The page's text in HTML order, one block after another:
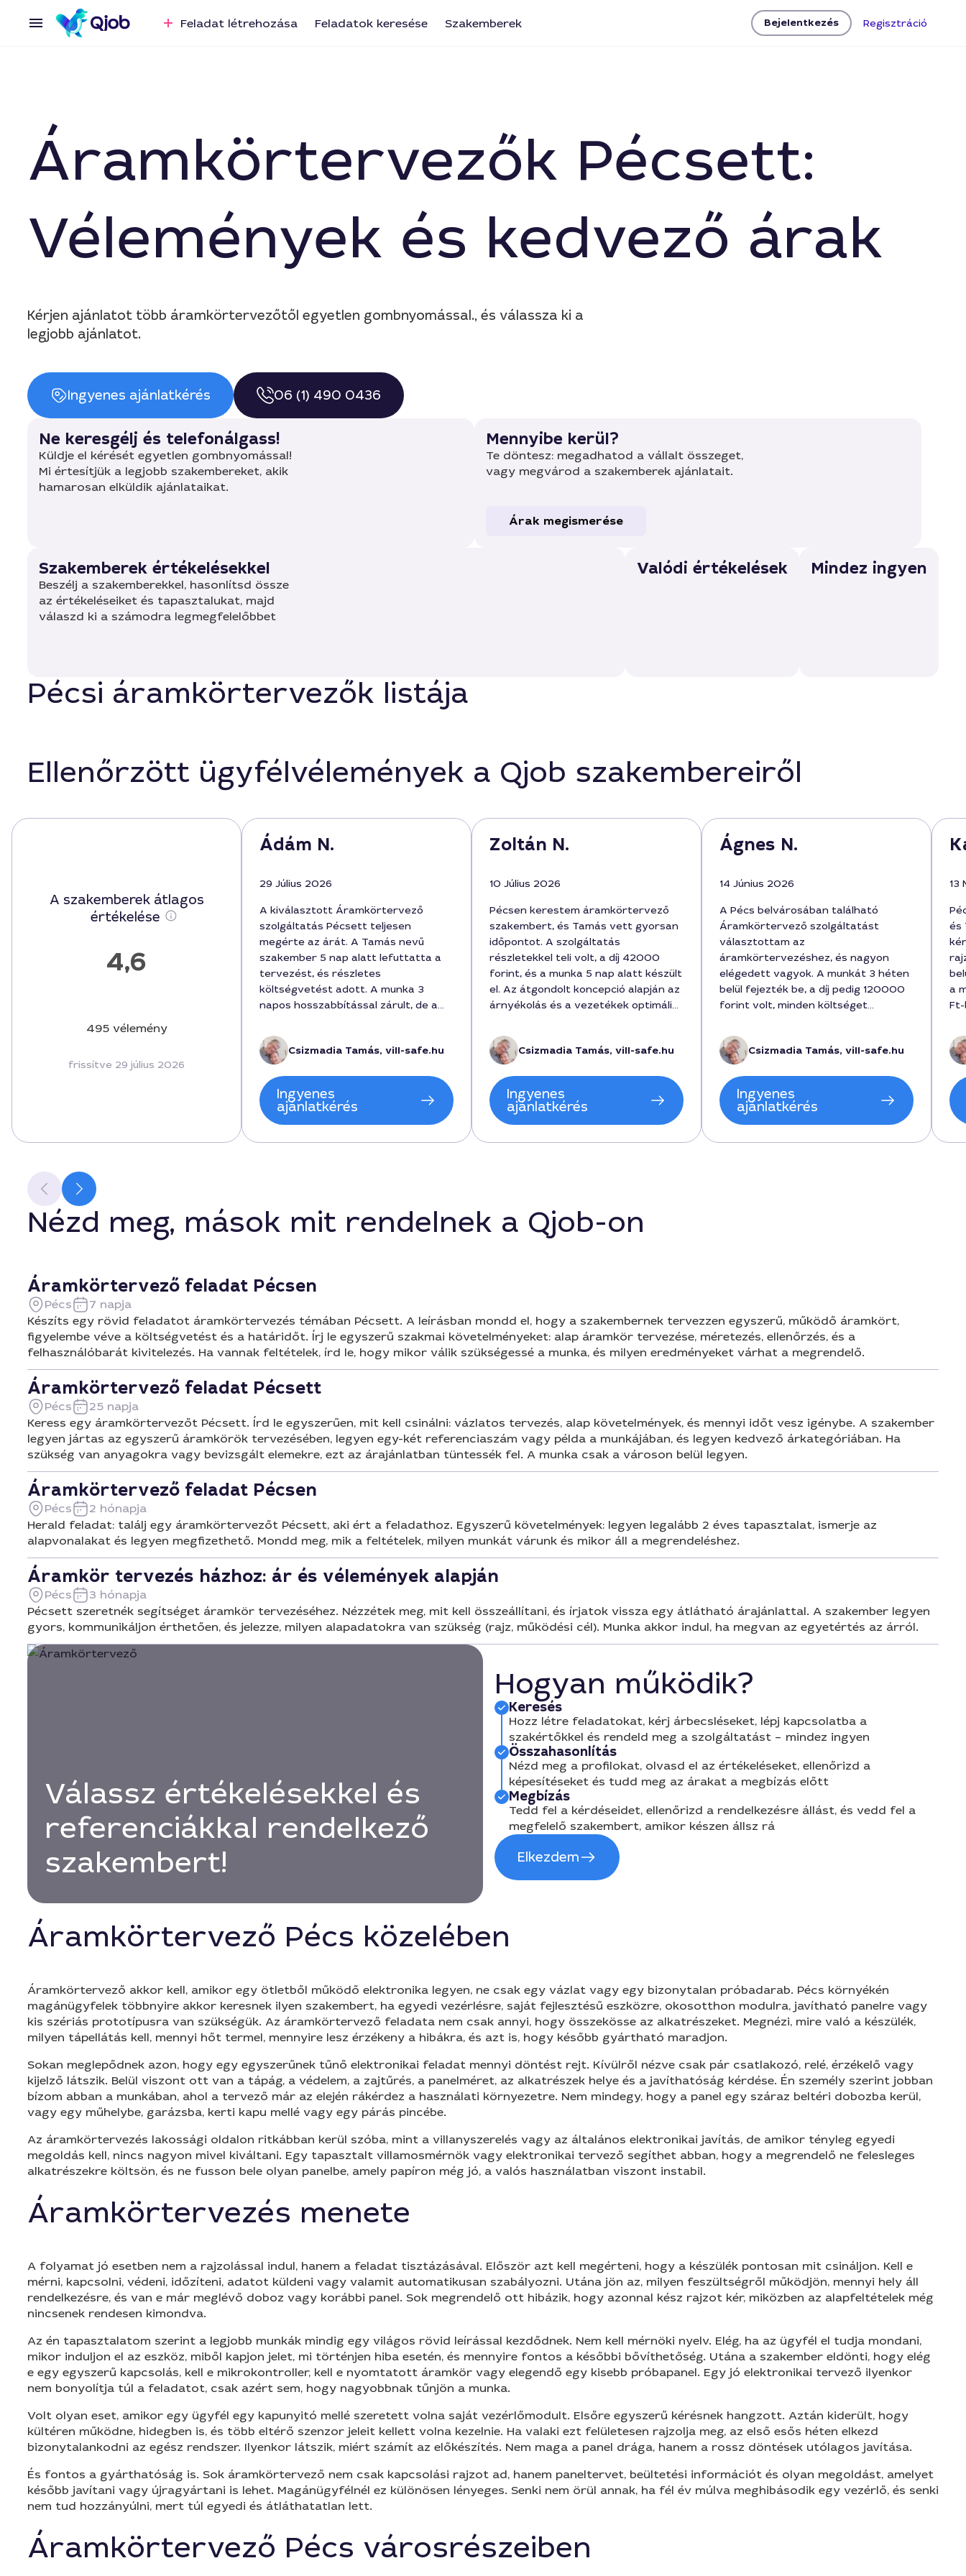
Feladat létrehozása Feladatok keresése Szakemberek Bejelentkezés Regisztráció
Áramkörtervezők Pécsett:
Vélemények és kedvező árak
Kérjen ajánlatot több áramkörtervezőtől egyetlen gombnyomással., és válassza ki a
legjobb ajánlatot.
Ingyenes ajánlatkérés 06 (1) 490 0436
Ne keresgélj és telefonálgass!
Küldje el kérését egyetlen gombnyomással!
Mi értesítjük a legjobb szakembereket, akik
hamarosan elküldik ajánlataikat.
Mennyibe kerül?
Te döntesz: megadhatod a vállalt összeget,
vagy megvárod a szakemberek ajánlatait.
Árak megismerése
Szakemberek értékelésekkel
Beszélj a szakemberekkel, hasonlítsd össze
az értékeléseiket és tapasztalukat, majd
válaszd ki a számodra legmegfelelőbbet
Valódi értékelések Mindez ingyen
Pécsi áramkörtervezők listája
Ellenőrzött ügyfélvélemények a Qjob szakembereiről
A szakemberek átlagos
értékelése
4,6
495 vélemény
frissítve 29 július 2026
Ádám N.
29 Július 2026
A kiválasztott Áramkörtervező
szolgáltatás Pécsett teljesen
megérte az árát. A Tamás nevű
szakember 5 nap alatt lefuttatta a
tervezést, és részletes
költségvetést adott. A munka 3
napos hosszabbítással zárult, de a
mozgott, amely reális a piacon. Az
igények pontosan beépültek a
rendszerbe, és a szolgáltatás gyors
volt, köszönöm a szakmai
hozzáállást.
Csizmadia Tamás, vill-safe.hu
Ingyenes
ajánlatkérés
Zoltán N.
10 Július 2026
Pécsen kerestem áramkörtervező
szakembert, és Tamás vett gyorsan
időpontot. A szolgáltatás
részletekkel teli volt, a díj 42000
forint, és a munka 5 nap alatt készült
el. Az átgondolt koncepció alapján az
árnyékolás és a vezetékek optimális
a végső terv biztosan megfelel az
energiahatékonysági elvárásoknak.
Az eredmény nagyon elégedett
vagyok a kivitelezés minőségével,
ajánlott.
Csizmadia Tamás, vill-safe.hu
Ingyenes
ajánlatkérés
Ágnes N.
14 Június 2026
A Pécs belvárosában található
Áramkörtervező szolgáltatást
választottam az
áramkörtervezéshez, és nagyon
elégedett vagyok. A munkát 3 héten
belül fejezték be, a díj pedig 120000
forint volt, minden költséget
aki a felmérés során részletesen
feltárta az egyedi igényeket és a
városi szabályozásokat is figyelembe
vette, így gördülékeny volt a
folyamat. Highly recommended.
Csizmadia Tamás, vill-safe.hu
Ingyenes
ajánlatkérés
13
és
a
Nézd meg, mások mit rendelnek a Qjob-on
Áramkörtervező feladat Pécsen
Pécs
7 napja
Készíts egy rövid feladatot áramkörtervezés témában Pécsett. A leírásban mondd el, hogy a szakembernek tervezzen egyszerű, működő áramkört,
figyelembe véve a költségvetést és a határidőt. Írj le egyszerű szakmai követelményeket: alap áramkör tervezése, méretezés, ellenőrzés, és a
felhasználóbarát kivitelezés. Ha vannak feltételek, írd le, hogy mikor válik szükségessé a munka, és milyen eredményeket várhat a megrendelő.
Áramkörtervező feladat Pécsett
Pécs
25 napja
Keress egy áramkörtervezőt Pécsett. Írd le egyszerűen, mit kell csinálni: vázlatos tervezés, alap követelmények, és mennyi időt vesz igénybe. A szakember
legyen jártas az egyszerű áramkörök tervezésében, legyen egy-két referenciaszám vagy példa a munkájában, és legyen kedvező árkategóriában. Ha
szükség van anyagokra vagy bevizsgált elemekre, ezt az árajánlatban tüntessék fel. A munka csak a városon belül legyen.
Áramkörtervező feladat Pécsen
Pécs
2 hónapja
Herald feladat: találj egy áramkörtervezőt Pécsett, aki ért a feladathoz. Egyszerű követelmények: legyen legalább 2 éves tapasztalat, ismerje az
alapvonalakat és legyen megfizethető. Mondd meg, mik a feltételek, milyen munkát várunk és mikor áll a megrendeléshez.
Áramkör tervezés házhoz: ár és vélemények alapján
Pécs
3 hónapja
Pécsett szeretnék segítséget áramkör tervezéséhez. Nézzétek meg, mit kell összeállítani, és írjatok vissza egy átlátható árajánlattal. A szakember legyen
gyors, kommunikáljon érthetően, és jelezze, milyen alapadatokra van szükség (rajz, működési cél). Munka akkor indul, ha megvan az egyetértés az árról.
Válassz értékelésekkel és
referenciákkal rendelkező
szakembert!
Hogyan működik?
Keresés
Hozz létre feladatokat, kérj árbecsléseket, lépj kapcsolatba a
szakértőkkel és rendeld meg a szolgáltatást – mindez ingyen
Összahasonlítás
Nézd meg a profilokat, olvasd el az értékeléseket, ellenőrizd a
képesítéseket és tudd meg az árakat a megbízás előtt
Megbízás
Tedd fel a kérdéseidet, ellenőrizd a rendelkezésre állást, és vedd fel a
megfelelő szakembert, amikor készen állsz rá
Elkezdem
Áramkörtervező Pécs közelében
Áramkörtervező akkor kell, amikor egy ötletből működő elektronika legyen, ne csak egy vázlat vagy egy bizonytalan próbadarab. Pécs környékén
magánügyfelek többnyire akkor keresnek ilyen szakembert, ha egyedi vezérlésre, saját fejlesztésű eszközre, okosotthon modulra, javítható panelre vagy
kis szériás prototípusra van szükségük. Az áramkörtervező feladata nem csak annyi, hogy összekösse az alkatrészeket. Megnézi, mire való a készülék,
milyen tápellátás kell, mennyi hőt termel, mennyire lesz érzékeny a hibákra, és azt is, hogy később gyártható maradjon.
Sokan meglepődnek azon, hogy egy egyszerűnek tűnő elektronikai feladat mennyi döntést rejt. Kívülről nézve csak pár csatlakozó, relé, érzékelő vagy
kijelző látszik. Belül viszont ott van a tápág, a védelem, a zajtűrés, a panelméret, az alkatrészek helye és a javíthatóság kérdése. Én személy szerint jobban
bízom abban a munkában, ahol a tervező már az elején rákérdez a használati környezetre. Nem mindegy, hogy a panel egy száraz beltéri dobozba kerül,
vagy egy műhelybe, garázsba, kerti kapu mellé vagy egy párás pincébe.
Az áramkörtervezés lakossági oldalon ritkábban kerül szóba, mint a villanyszerelés vagy az általános elektronikai javítás, de amikor tényleg egyedi
megoldás kell, nincs nagyon mivel kiváltani. Egy tapasztalt villamosmérnök vagy elektronikai tervező segíthet abban, hogy a megrendelő ne felesleges
alkatrészekre költsön, és ne fusson bele olyan panelbe, amely papíron még jó, a valós használatban viszont instabil.
Áramkörtervezés menete
A folyamat jó esetben nem a rajzolással indul, hanem a feladat tisztázásával. Először azt kell megérteni, hogy a készülék pontosan mit csináljon. Kell e
mérni, kapcsolni, védeni, időzíteni, adatot küldeni vagy valamit automatikusan szabályozni. Utána jön az, milyen feszültségről működjön, mennyi hely áll
rendelkezésre, és van e már meglévő doboz vagy korábbi panel. Sok megrendelő ott hibázik, hogy azonnal kész rajzot kér, miközben az alapfeltételek még
nincsenek rendesen kimondva.
Az én tapasztalatom szerint a legjobb munkák mindig egy világos rövid leírással kezdődnek. Nem kell mérnöki nyelv. Elég, ha az ügyfél el tudja mondani,
mikor induljon el az eszköz, miből kapjon jelet, mi történjen hiba esetén, és mennyire fontos a későbbi bővíthetőség. Utána a szakember eldönti, hogy elég
e egy egyszerű kapcsolás, kell e mikrokontroller, kell e nyomtatott áramkör vagy elegendő egy kisebb próbapanel. Egy jó elektronikai tervező ilyenkor
nem bonyolítja túl a feladatot, csak azért sem, hogy nagyobbnak tűnjön a munka.
Volt olyan eset, amikor egy ügyfél egy kapunyitó mellé szeretett volna saját vezérlőmodult. Elsőre egyszerű kérésnek hangzott. Aztán kiderült, hogy
kültéren működne, hidegben is, és több eltérő szenzor jeleit kellett volna kezelnie. Ha valaki ezt felületesen rajzolja meg, az első esős héten elkezd
bizonytalankodni az egész rendszer. Ilyenkor látszik, miért számít az előkészítés. Nem maga a panel drága, hanem a rossz döntések utólagos javítása.
És fontos a gyárthatóság is. Sok áramkörtervező nem csak kapcsolási rajzot ad, hanem paneltervet, beültetési információt és olyan megoldást, amelyet
később javítani vagy újragyártani is lehet. Magánügyfélnél ez különösen lényeges. Senki nem örül annak, ha fél év múlva meghibásodik egy vezérlő, és senki
nem tud hozzányúlni, mert túl egyedi és átláthatatlan lett.
Áramkörtervező Pécs városrészeiben